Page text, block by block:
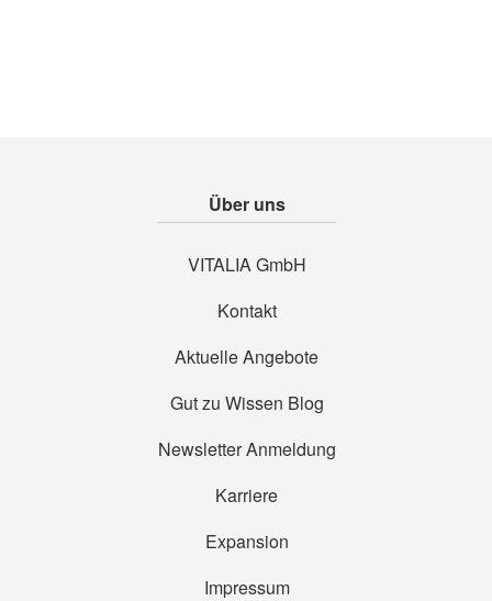
Über uns
VITALIA GmbH
Kontakt
Aktuelle Angebote
Gut zu Wissen Blog
Newsletter Anmeldung
Karriere
Expansion
Impressum